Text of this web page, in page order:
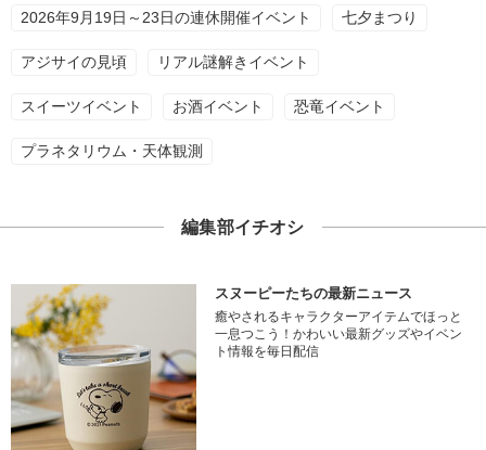
2026年9月19日～23日の連休開催イベント 七夕まつり
アジサイの見頃 リアル謎解きイベント
スイーツイベント お酒イベント 恐竜イベント
プラネタリウム・天体観測
編集部イチオシ
スヌーピーたちの最新ニュース
癒やされるキャラクターアイテムでほっと
一息つこう！かわいい最新グッズやイベン
ト情報を毎日配信